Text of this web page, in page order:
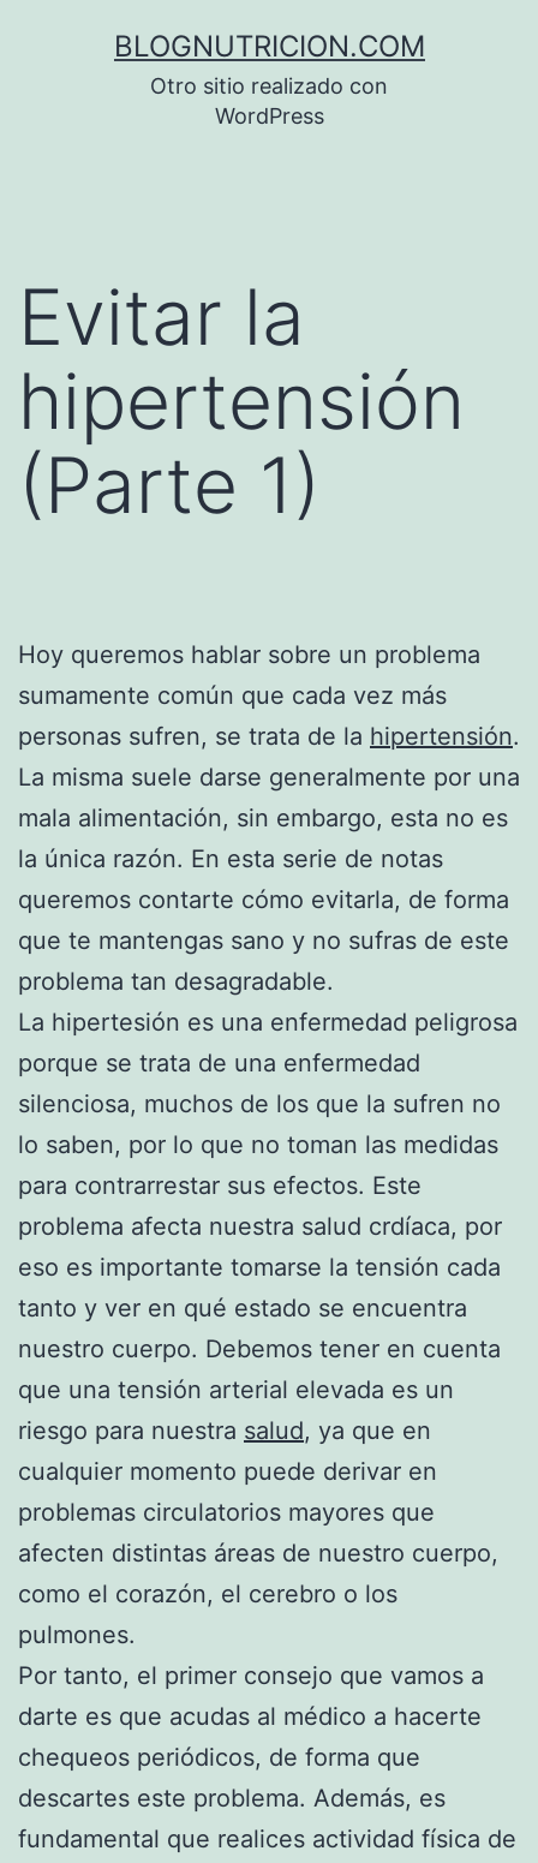
BLOGNUTRICION.COM
Otro sitio realizado con
WordPress
Evitar la
hipertensión
(Parte 1)
Hoy queremos hablar sobre un problema
sumamente común que cada vez más
personas sufren, se trata de la hipertensión.
La misma suele darse generalmente por una
mala alimentación, sin embargo, esta no es
la única razón. En esta serie de notas
queremos contarte cómo evitarla, de forma
que te mantengas sano y no sufras de este
problema tan desagradable.
La hipertesión es una enfermedad peligrosa
porque se trata de una enfermedad
silenciosa, muchos de los que la sufren no
lo saben, por lo que no toman las medidas
para contrarrestar sus efectos. Este
problema afecta nuestra salud crdíaca, por
eso es importante tomarse la tensión cada
tanto y ver en qué estado se encuentra
nuestro cuerpo. Debemos tener en cuenta
que una tensión arterial elevada es un
riesgo para nuestra salud, ya que en
cualquier momento puede derivar en
problemas circulatorios mayores que
afecten distintas áreas de nuestro cuerpo,
como el corazón, el cerebro o los
pulmones.
Por tanto, el primer consejo que vamos a
darte es que acudas al médico a hacerte
chequeos periódicos, de forma que
descartes este problema. Además, es
fundamental que realices actividad física de